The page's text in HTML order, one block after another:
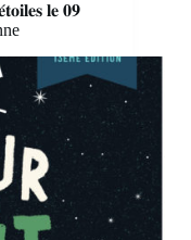
𝐥𝐞 𝟎𝟗